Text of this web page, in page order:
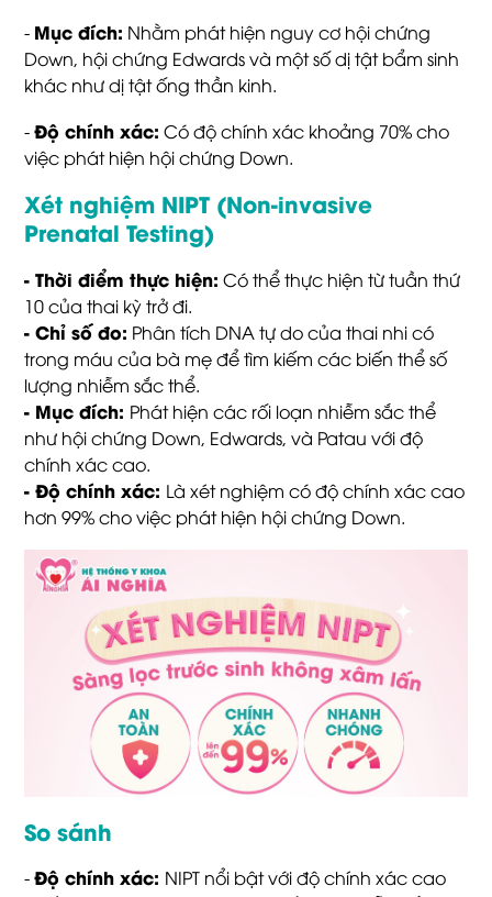
- Mục đích: Nhằm phát hiện nguy cơ hội chứng
Down, hội chứng Edwards và một số dị tật bẩm sinh
khác như dị tật ống thần kinh.
-Độ chính xác: Có độ chính xác khoảng 70% cho
việc phát hiện hội chứng Down.
Xét nghiệm NIPT (Non-invasive
Prenatal Testing)
- Thời điểm thực hiện: Có thể thực hiện từ tuần thứ
10 của thai kỳ trở đi.
-Chỉ số đo: Phân tích DNA tự do của thai nhi có
trong máu của bà mẹ để tìm kiếm các biến thể số
lượng nhiễm sắc thể.
- Mục đích: Phát hiện các rối loạn nhiễm sắc thể
như hội chứng Down, Edwards, và Patau với độ
chính xác cao.
- Độ chính xác: Là xét nghiệm có độ chính xác cao
hơn 99% cho việc phát hiện hội chứng Down.
So sánh
-Độ chính xác: NIPT nổi bật với độ chính xác cao